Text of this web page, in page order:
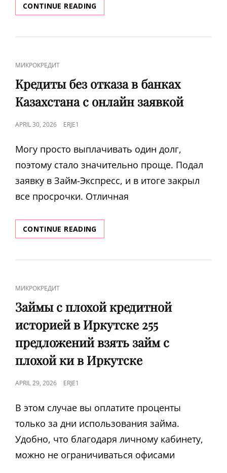
CONTINUE READINGМОМЕНТАЛЬНЫЙ
ЗАЙМ
В
КРЕДИТ
НА
КАРТУ
CAT
LINKS
МИКРОКРЕДИТ
Кредиты без отказа в банках
Казахстана с онлайн заявкой
POSTED
APRIL 30, 2026 ERJE1
Могу просто выплачивать один долг,
поэтому стало значительно проще. Подал
заявку в Займ-Экспресс, и в итоге закрыл
все просрочки. Отличная
CONTINUE READINGКРЕДИТЫ
БЕЗ
В
ОНЛАЙН
ЗАЯВКОЙ
CAT
LINKS
МИКРОКРЕДИТ
Займы с плохой кредитной
историей в Иркутске 255
предложений взять займ с
плохой ки в Иркутске
POSTED
APRIL 29, 2026 ERJE1
В этом случае вы оплатите проценты
только за дни использования займа.
Удобно, что благодаря личному кабинету,
можно не ограничиваться офисами